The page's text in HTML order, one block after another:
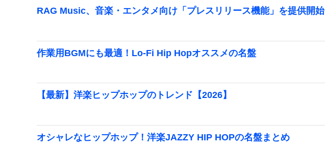
RAG Music、音楽・エンタメ向け「プレスリリース機能」を提供開始
作業用BGMにも最適！Lo-Fi Hip Hopオススメの名盤
【最新】洋楽ヒップホップのトレンド【2026】
オシャレなヒップホップ！洋楽JAZZY HIP HOPの名盤まとめ